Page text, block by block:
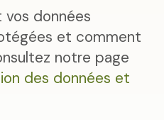
vos données
et comment
notre page
des données et